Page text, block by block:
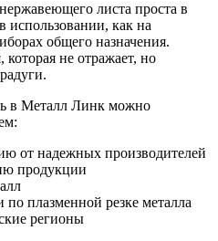
листа проста в
использовании, как на
общего назначения.
которая не отражает, но
в Металл Линк можно
от надежных производителей
продукции
по плазменной резке металла
регионы